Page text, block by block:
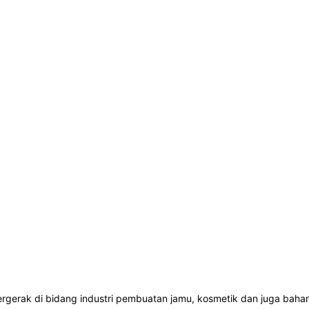
di bidang industri pembuatan jamu, kosmetik dan juga